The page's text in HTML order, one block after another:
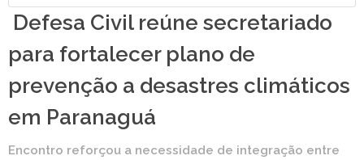
Defesa Civil reúne secretariado
para fortalecer plano de
prevenção a desastres climáticos
em Paranaguá
Encontro reforçou a necessidade de integração entre